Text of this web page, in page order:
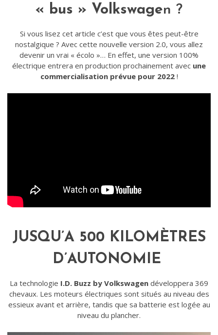
« bus » Volkswagen ?
Si vous lisez cet article c’est que vous êtes peut-être
nostalgique ? Avec cette nouvelle version 2.0, vous allez
devenir un vrai « écolo »… En effet, une version 100%
électrique entrera en production prochainement avec une
commercialisation prévue pour 2022 !
JUSQU’A 500 KILOMÈTRES
D’AUTONOMIE
La technologie I.D. Buzz by Volkswagen développera 369
chevaux. Les moteurs électriques sont situés au niveau des
essieux avant et arrière, tandis que sa batterie est logée au
niveau du plancher.